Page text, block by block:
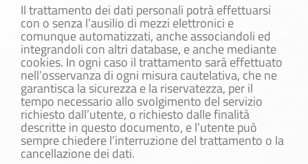
Il trattamento dei dati personali potrà effettuarsi
con o senza l’ausilio di mezzi elettronici e
comunque automatizzati, anche associandoli ed
integrandoli con altri database, e anche mediante
cookies. In ogni caso il trattamento sarà effettuato
nell’osservanza di ogni misura cautelativa, che ne
garantisca la sicurezza e la riservatezza, per il
tempo necessario allo svolgimento del servizio
richiesto dall’utente, o richiesto dalle finalità
descritte in questo documento, e l’utente può
sempre chiedere l’interruzione del trattamento o la
cancellazione dei dati.